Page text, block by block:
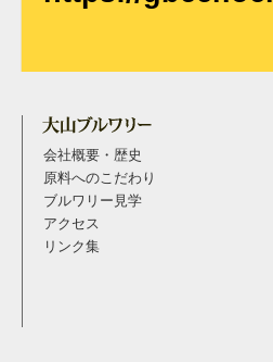
会社概要・歴史
原料へのこだわり
ブルワリー見学
アクセス
リンク集